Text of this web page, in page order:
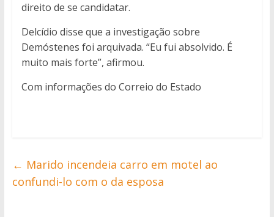
direito de se candidatar.
Delcídio disse que a investigação sobre
Demóstenes foi arquivada. “Eu fui absolvido. É
muito mais forte”, afirmou.
Com informações do Correio do Estado
← Marido incendeia carro em motel ao
confundi-lo com o da esposa